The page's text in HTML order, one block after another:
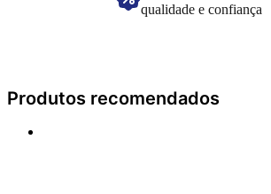
qualidade e confiança
Produtos recomendados